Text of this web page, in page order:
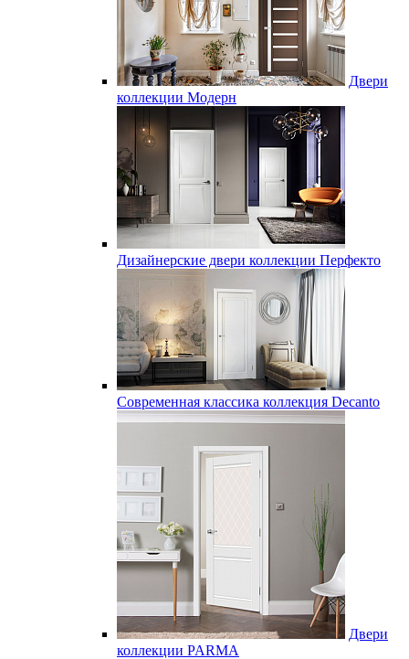
Двери
коллекции Модерн
Дизайнерские двери коллекции Перфекто
Современная классика коллекция Decanto
Двери
коллекции PARMA